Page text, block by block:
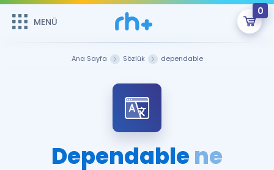
MENÜ
0
Sepetin Şu An Boş.
Remzi Hoca ile seni sınava hazırlayacak onlarca eğitim seni
bekliyor!
MENÜ
Ana Sayfa Sözlük dependable
Dependablene